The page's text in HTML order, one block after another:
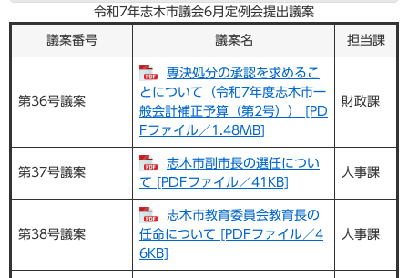
令和7年志木市議会6月定例会提出議案
議案番号 議案名 担当課
第36号議案
専決処分の承認を求めるこ
とについて（令和7年度志木市一
般会計補正予算（第2号）） [PD
Fファイル／1.48MB]
財政課
第37号議案
志木市副市長の選任につい
て [PDFファイル／41KB]
人事課
第38号議案
志木市教育委員会教育長の
任命について [PDFファイル／4
6KB]
人事課